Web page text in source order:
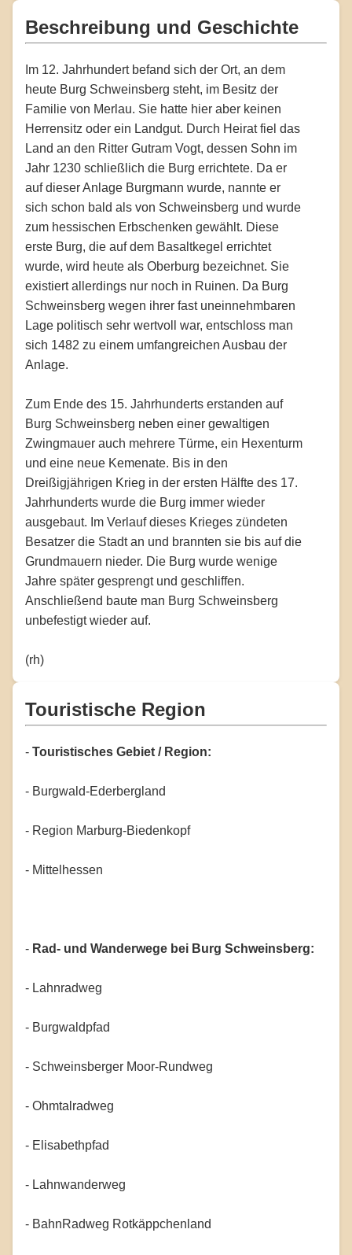
Beschreibung und Geschichte
Im 12. Jahrhundert befand sich der Ort, an dem
heute Burg Schweinsberg steht, im Besitz der
Familie von Merlau. Sie hatte hier aber keinen
Herrensitz oder ein Landgut. Durch Heirat fiel das
Land an den Ritter Gutram Vogt, dessen Sohn im
Jahr 1230 schließlich die Burg errichtete. Da er
auf dieser Anlage Burgmann wurde, nannte er
sich schon bald als von Schweinsberg und wurde
zum hessischen Erbschenken gewählt. Diese
erste Burg, die auf dem Basaltkegel errichtet
wurde, wird heute als Oberburg bezeichnet. Sie
existiert allerdings nur noch in Ruinen. Da Burg
Schweinsberg wegen ihrer fast uneinnehmbaren
Lage politisch sehr wertvoll war, entschloss man
sich 1482 zu einem umfangreichen Ausbau der
Anlage.
Zum Ende des 15. Jahrhunderts erstanden auf
Burg Schweinsberg neben einer gewaltigen
Zwingmauer auch mehrere Türme, ein Hexenturm
und eine neue Kemenate. Bis in den
Dreißigjährigen Krieg in der ersten Hälfte des 17.
Jahrhunderts wurde die Burg immer wieder
ausgebaut. Im Verlauf dieses Krieges zündeten
Besatzer die Stadt an und brannten sie bis auf die
Grundmauern nieder. Die Burg wurde wenige
Jahre später gesprengt und geschliffen.
Anschließend baute man Burg Schweinsberg
unbefestigt wieder auf.
(rh)
Touristische Region
- Touristisches Gebiet / Region:
- Burgwald-Ederbergland
- Region Marburg-Biedenkopf
- Mittelhessen
- Rad- und Wanderwege bei Burg Schweinsberg:
- Lahnradweg
- Burgwaldpfad
- Schweinsberger Moor-Rundweg
- Ohmtalradweg
- Elisabethpfad
- Lahnwanderweg
- BahnRadweg Rotkäppchenland